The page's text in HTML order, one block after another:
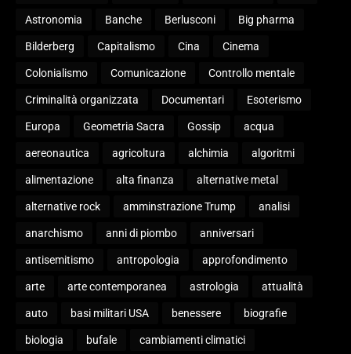
Astronomia Banche Berlusconi Big pharma
Bilderberg Capitalismo Cina Cinema
Colonialismo Comunicazione Controllo mentale
Criminalità organizzata Documentari Esoterismo
Europa Geometria Sacra Gossip acqua
aereonautica agricoltura alchimia algoritmi
alimentazione alta finanza alternative metal
alternative rock amminstrazione Trump analisi
anarchismo anni di piombo anniversari
antisemitismo antropologia approfondimento
arte arte contemporanea astrologia attualità
auto basi militari USA benessere biografie
biologia bufale cambiamenti climatici